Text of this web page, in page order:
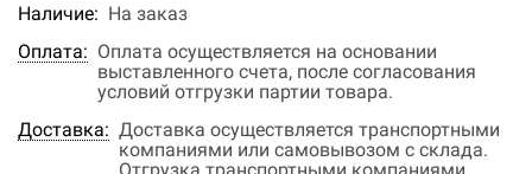
Наличие: На заказ
Оплата: Оплата осуществляется на основании
выставленного счета, после согласования
условий отгрузки партии товара.
Доставка: Доставка осуществляется транспортными
компаниями или самовывозом с склада.